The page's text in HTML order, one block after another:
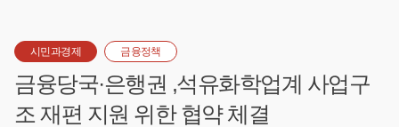
시민과경제 금융정책
금융당국·은행권 ,석유화학업계 사업구
조 재편 지원 위한 협약 체결